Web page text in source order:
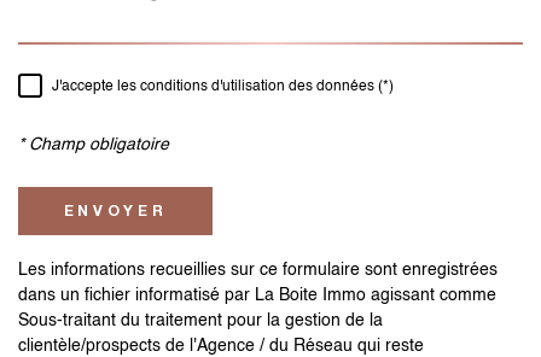
RÈGLEMENTATION
J'accepte les conditions d'utilisation des données (*)
* Champ obligatoire
ENVOYER
Les informations recueillies sur ce formulaire sont enregistrées
dans un fichier informatisé par La Boite Immo agissant comme
Sous-traitant du traitement pour la gestion de la
clientèle/prospects de l'Agence / du Réseau qui reste